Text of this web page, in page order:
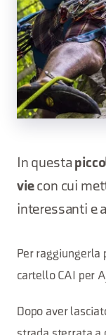
In questa
viecon cui
interessanti e
Per raggiungerla
cartello CAI per
Dopo aver